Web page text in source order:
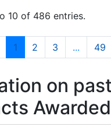
10 of 486 entries.
Page
1 Page
2 Page
3 ... 49
on past
Awarded